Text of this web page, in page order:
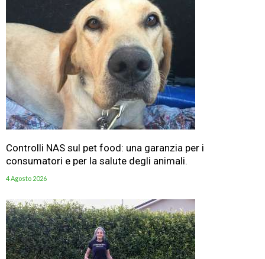
Controlli NAS sul pet food: una garanzia per i
consumatori e per la salute degli animali.
4 Agosto 2026